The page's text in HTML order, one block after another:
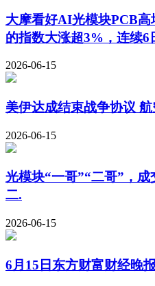
大摩看好AI光模块PCB
的指数大涨超3%，连续6
2026-06-15
美伊达成结束战争协议
2026-06-15
光模块“一哥”“二哥”，
二.
2026-06-15
6月15日东方财富财经晚